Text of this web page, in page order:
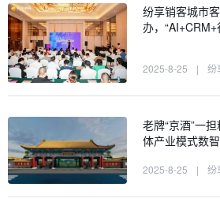
纷享销客城市
办，
2025-8-25 | 纷
老牌“京酒”一
体产业模式数
2025-8-25 | 纷